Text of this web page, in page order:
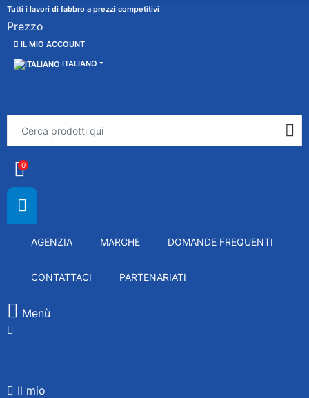
Tutti i lavori di fabbro a prezzi competitivi
Prezzo
IL MIO ACCOUNT
ITALIANO
0
AGENZIA MARCHE DOMANDE FREQUENTI
CONTATTACI PARTENARIATI
Menù
Il mio